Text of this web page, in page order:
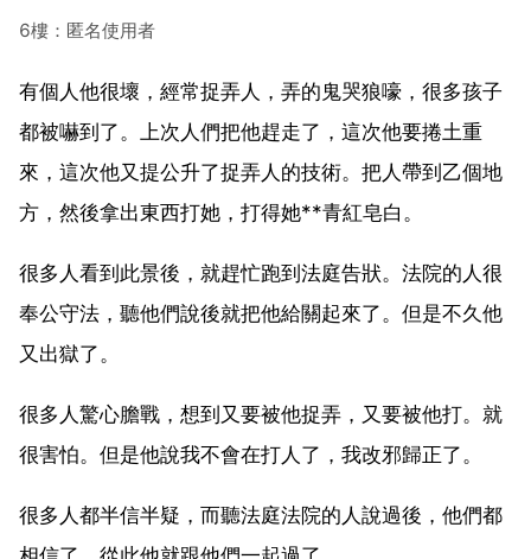
6樓：匿名使用者
有個人他很壞，經常捉弄人，弄的鬼哭狼嚎，很多孩子
都被嚇到了。上次人們把他趕走了，這次他要捲土重
來，這次他又提公升了捉弄人的技術。把人帶到乙個地
方，然後拿出東西打她，打得她**青紅皂白。
很多人看到此景後，就趕忙跑到法庭告狀。法院的人很
奉公守法，聽他們說後就把他給關起來了。但是不久他
又出獄了。
很多人驚心膽戰，想到又要被他捉弄，又要被他打。就
很害怕。但是他說我不會在打人了，我改邪歸正了。
很多人都半信半疑，而聽法庭法院的人說過後，他們都